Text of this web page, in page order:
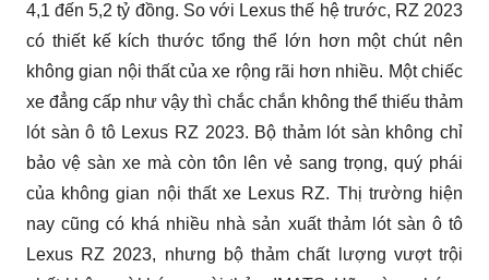
4,1 đến 5,2 tỷ đồng. So với Lexus thế hệ trước, RZ 2023
có thiết kế kích thước tổng thể lớn hơn một chút nên
không gian nội thất của xe rộng rãi hơn nhiều. Một chiếc
xe đẳng cấp như vậy thì chắc chắn không thể thiếu thảm
lót sàn ô tô Lexus RZ 2023. Bộ thảm lót sàn không chỉ
bảo vệ sàn xe mà còn tôn lên vẻ sang trọng, quý phái
của không gian nội thất xe Lexus RZ. Thị trường hiện
nay cũng có khá nhiều nhà sản xuất thảm lót sàn ô tô
Lexus RZ 2023, nhưng bộ thảm chất lượng vượt trội